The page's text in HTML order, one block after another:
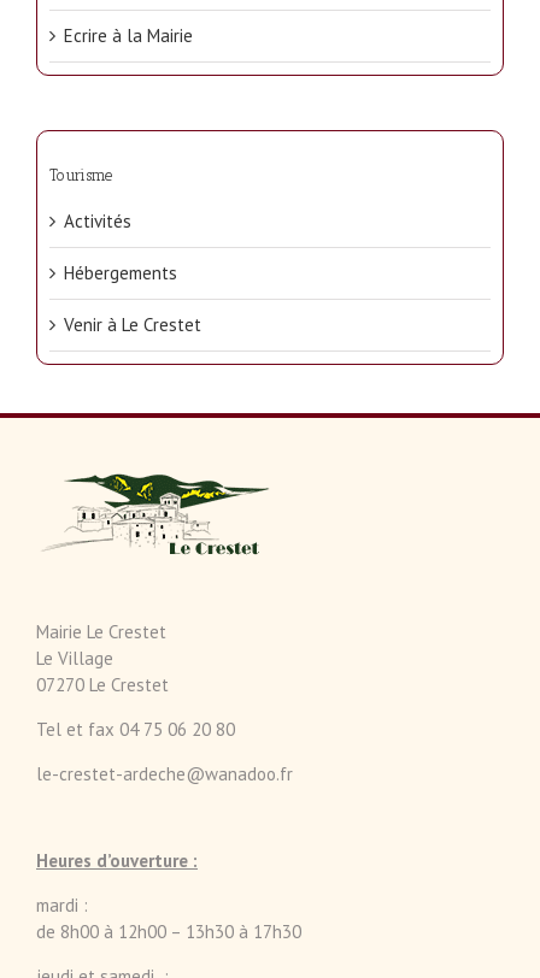
Ecrire à la Mairie
Tourisme
Activités
Hébergements
Venir à Le Crestet
Mairie Le Crestet
Le Village
07270 Le Crestet
Tel et fax 04 75 06 20 80
le-crestet-ardeche@wanadoo.fr
Heures d’ouverture :
mardi :
de 8h00 à 12h00 – 13h30 à 17h30